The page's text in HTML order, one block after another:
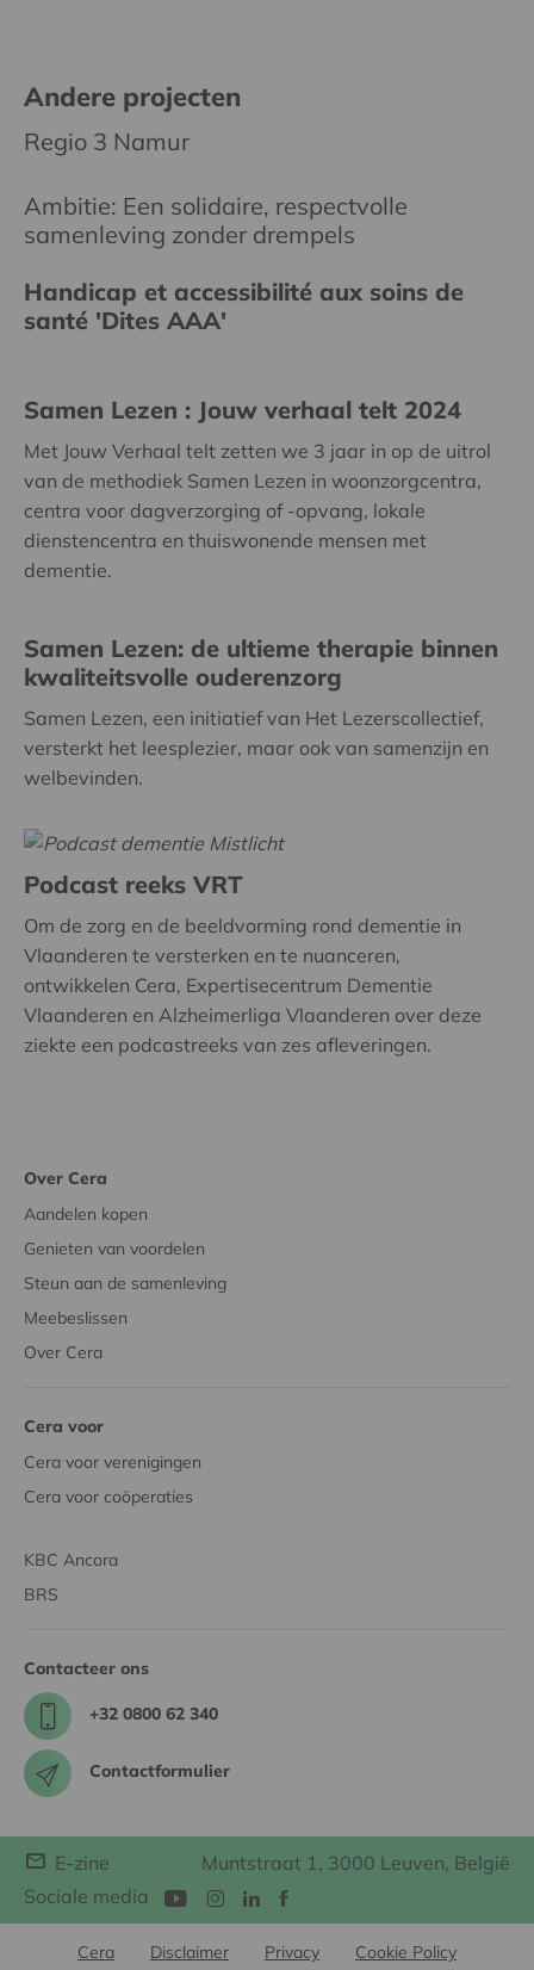
Andere projecten
Regio 3 Namur
Ambitie: Een solidaire, respectvolle
samenleving zonder drempels
Handicap et accessibilité aux soins de
santé 'Dites AAA'
Samen Lezen : Jouw verhaal telt 2024
Met Jouw Verhaal telt zetten we 3 jaar in op de uitrol
van de methodiek Samen Lezen in woonzorgcentra,
centra voor dagverzorging of -opvang, lokale
dienstencentra en thuiswonende mensen met
dementie.
Samen Lezen: de ultieme therapie binnen
kwaliteitsvolle ouderenzorg
Samen Lezen, een initiatief van Het Lezerscollectief,
versterkt het leesplezier, maar ook van samenzijn en
welbevinden.
Podcast reeks VRT
Om de zorg en de beeldvorming rond dementie in
Vlaanderen te versterken en te nuanceren,
ontwikkelen Cera, Expertisecentrum Dementie
Vlaanderen en Alzheimerliga Vlaanderen over deze
ziekte een podcastreeks van zes afleveringen.
Over Cera
Aandelen kopen
Genieten van voordelen
Steun aan de samenleving
Meebeslissen
Over Cera
Cera voor
Cera voor verenigingen
Cera voor coöperaties
KBC Ancora
BRS
Contacteer ons
+32 0800 62 340
Contactformulier
E-zine
Muntstraat 1, 3000 Leuven, België
Sociale media
Cera Disclaimer Privacy Cookie Policy